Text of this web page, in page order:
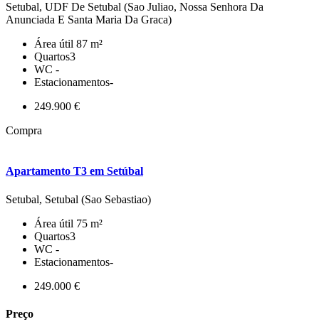
Setubal, UDF De Setubal (Sao Juliao, Nossa Senhora Da
Anunciada E Santa Maria Da Graca)
Área útil 87 m²
Quartos3
WC -
Estacionamentos-
249.900 €
Compra
Apartamento T3 em Setúbal
Setubal, Setubal (Sao Sebastiao)
Área útil 75 m²
Quartos3
WC -
Estacionamentos-
249.000 €
Preço